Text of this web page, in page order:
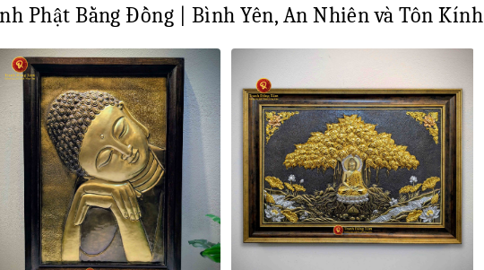
Phật Bằng Đồng | Bình Yên, An Nhiên và Tôn Kính